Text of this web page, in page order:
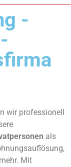
-
wir professionell
als
Mit